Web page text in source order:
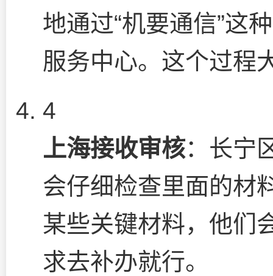
地通过“机要通信”这
服务中心。这个过程
4
上海接收审核：长宁
会仔细检查里面的材
某些关键材料，他们
求去补办就行。